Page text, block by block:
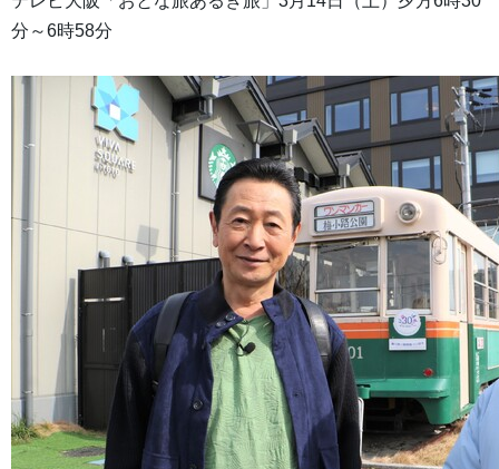
分～6時58分